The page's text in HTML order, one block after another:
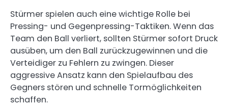
Stürmer spielen auch eine wichtige Rolle bei
Pressing- und Gegenpressing-Taktiken. Wenn das
Team den Ball verliert, sollten Stürmer sofort Druck
ausüben, um den Ball zurückzugewinnen und die
Verteidiger zu Fehlern zu zwingen. Dieser
aggressive Ansatz kann den Spielaufbau des
Gegners stören und schnelle Tormöglichkeiten
schaffen.